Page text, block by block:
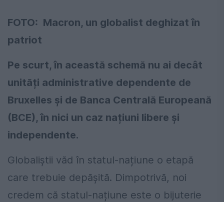
FOTO: Macron, un globalist deghizat în
patriot
Pe scurt, în această schemă nu ai decât
unități administrative dependente de
Bruxelles și de Banca Centrală Europeană
(BCE), în nici un caz națiuni libere și
independente.
Globaliștii văd în statul-națiune o etapă
care trebuie depășită. Dimpotrivă, noi
credem că statul-națiune este o bijuterie